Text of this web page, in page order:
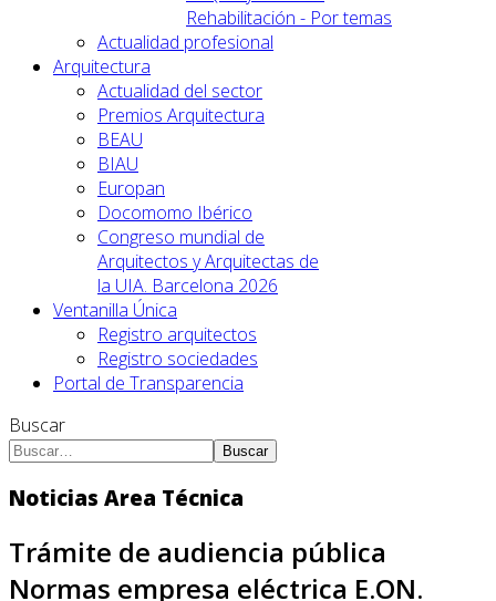
Rehabilitación - Por temas
Actualidad profesional
Arquitectura
Actualidad del sector
Premios Arquitectura
BEAU
BIAU
Europan
Docomomo Ibérico
Congreso mundial de
Arquitectos y Arquitectas de
la UIA. Barcelona 2026
Ventanilla Única
Registro arquitectos
Registro sociedades
Portal de Transparencia
Buscar
Buscar
Noticias Area Técnica
Trámite de audiencia pública
Normas empresa eléctrica E.ON.